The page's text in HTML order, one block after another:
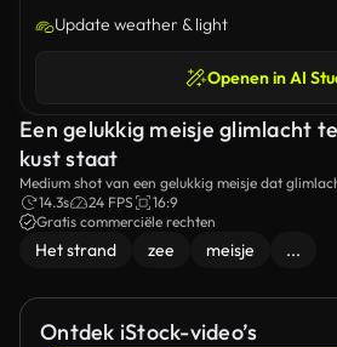
Update weather & light
Openen in AI
Een gelukkig meisje glimlacht
kust staat
Medium shot van een gelukkig meisje dat
staat die op de rotsen aan de kust breken.
14.3s 24 FPS
16:9
Gratis commerciële rechten
Het strand zee meisje ...
Ontdek iStock-video’s